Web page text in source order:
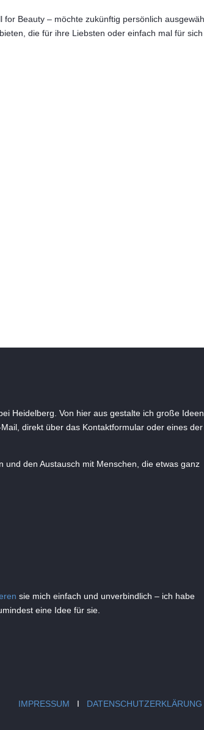
Beauty – möchte zukünftig persönlich
die für ihre Liebsten oder einfach mal für
Heidelberg. Von hier aus gestalte ich große Ideen
direkt über das Kontaktformular oder eines der
den Austausch mit Menschen, die etwas ganz
sie mich einfach und unverbindlich – ich habe
eine Idee für sie.
IMPRESSUM I DATENSCHUTZERKLÄRUNG